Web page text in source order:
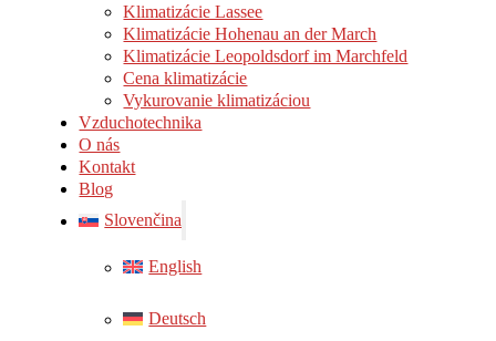
Klimatizácie Lassee
Klimatizácie Hohenau an der March
Klimatizácie Leopoldsdorf im Marchfeld
Cena klimatizácie
Vykurovanie klimatizáciou
Vzduchotechnika
O nás
Kontakt
Blog
Slovenčina
English
Deutsch